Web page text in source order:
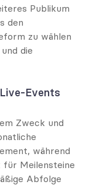
Publikum
den
zu wählen
die
Events
Zweck und
während
Meilensteine
Abfolge